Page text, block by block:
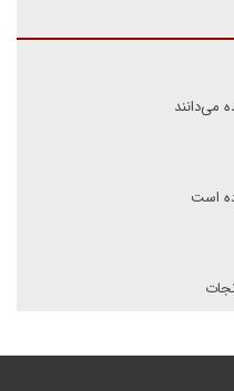
می‌دانند
است